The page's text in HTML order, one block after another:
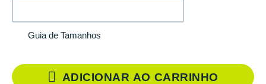
Guia de Tamanhos
ADICIONAR AO CARRINHO